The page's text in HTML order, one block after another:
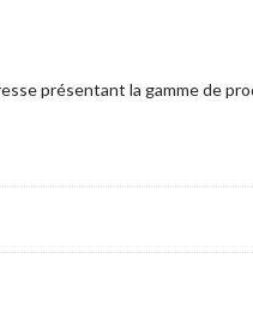
présentant la gamme de